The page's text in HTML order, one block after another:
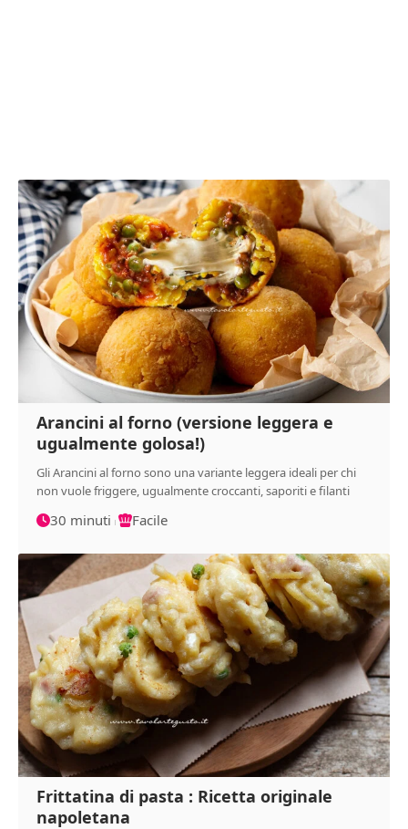
Arancini al forno (versione leggera e
ugualmente golosa!)
Gli Arancini al forno sono una variante leggera ideali per chi
non vuole friggere, ugualmente croccanti, saporiti e filanti
30 minuti Facile
Frittatina di pasta : Ricetta originale
napoletana